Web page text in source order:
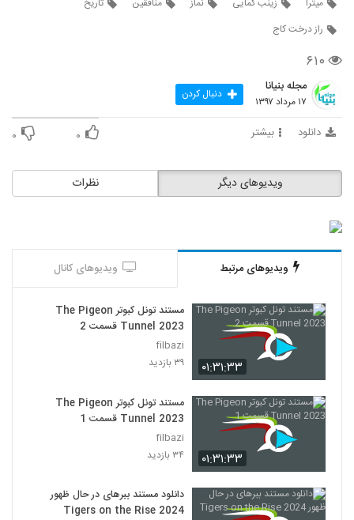
میترا
زینب کمایی نماز منافقین
تاریخ
راز درخت کاج
۶۱۰
مجله بنیانا
۱۷ مرداد ۱۳۹۷ دنبال کردن
دانلود بیشتر ۰ ۰
نظرات ویدیوهای دیگر
ویدیوهای مرتبط ویدیوهای کانال
۰۱:۳۱:۳۳
مستند تونل کبوتر The Pigeon
Tunnel 2023 قسمت 2
filbazi
۳۹ بازدید
۰۱:۳۱:۳۳
مستند تونل کبوتر The Pigeon
Tunnel 2023 قسمت 1
filbazi
۳۴ بازدید
دانلود مستند ببرهای در حال ظهور
Tigers on the Rise 2024